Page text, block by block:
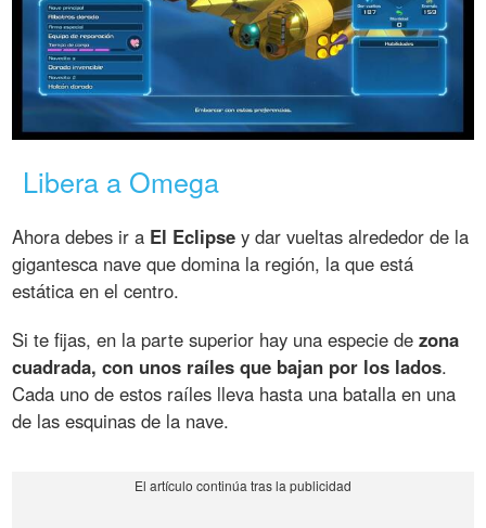
Libera a Omega
Ahora debes ir a El Eclipse y dar vueltas alrededor de la
gigantesca nave que domina la región, la que está
estática en el centro.
Si te fijas, en la parte superior hay una especie dezona
cuadrada, con unos raíles que bajan por los lados.
Cada uno de estos raíles lleva hasta una batalla en una
de las esquinas de la nave.